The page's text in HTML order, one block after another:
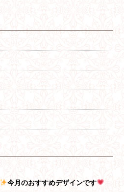
今月のおすすめデザインです